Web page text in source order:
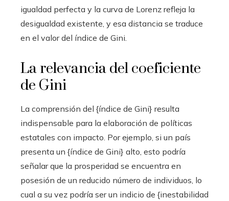
igualdad perfecta y la curva de Lorenz refleja la
desigualdad existente, y esa distancia se traduce
en el valor del índice de Gini.
La relevancia del coeficiente
de Gini
La comprensión del {índice de Gini} resulta
indispensable para la elaboración de políticas
estatales con impacto. Por ejemplo, si un país
presenta un {índice de Gini} alto, esto podría
señalar que la prosperidad se encuentra en
posesión de un reducido número de individuos, lo
cual a su vez podría ser un indicio de {inestabilidad